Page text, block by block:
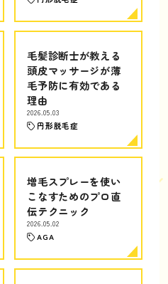
毛髪診断士が教える
頭皮マッサージが薄
毛予防に有効である
理由
2026.05.03
円形脱毛症
増毛スプレーを使い
こなすためのプロ直
伝テクニック
2026.05.02
AGA